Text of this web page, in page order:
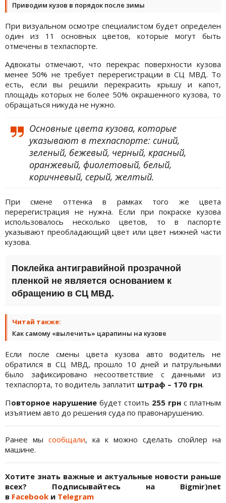
Приводим кузов в порядок после зимы
При визуальном осмотре специалистом будет определен
один из 11 основных цветов, которые могут быть
отмечены в техпаспорте.
Адвокаты отмечают, что перекрас поверхности кузова
менее 50% не требует перерегистрации в СЦ МВД. То
есть, если вы решили перекрасить крышу и капот,
площадь которых не более 50% окрашенного кузова, то
обращаться никуда не нужно.
Основные цвета кузова, которые
указывают в техпаспорте: синий,
зеленый, бежевый, черный, красный,
оранжевый, фиолетовый, белый,
коричневый, серый, желтый.
При смене оттенка в рамках того же цвета
перерегистрация не нужна. Если при покраске кузова
использовалось несколько цветов, то в паспорте
указывают преобладающий цвет или цвет нижней части
кузова.
Поклейка антигравийной прозрачной
пленкой не является основанием к
обращению в СЦ МВД.
Читай также:
Как самому «вылечить» царапины на кузове
Если после смены цвета кузова авто водитель не
обратился в СЦ МВД, прошло 10 дней и патрульными
было зафиксировано несоответствие с данными из
техпаспорта, то водитель заплатит штраф – 170 грн.
Повторное нарушение будет стоить 255 грн с платным
изъятием авто до решения суда по правонарушению.
Ранее мы сообщали, ка к можно сделать спойлер на
машине.
Хотите знать важные и актуальные новости раньше
всех? Подписывайтесь на Bigmir)net
в Facebook и Telegram